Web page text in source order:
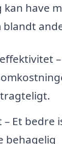
have
Et bedre
behagelig